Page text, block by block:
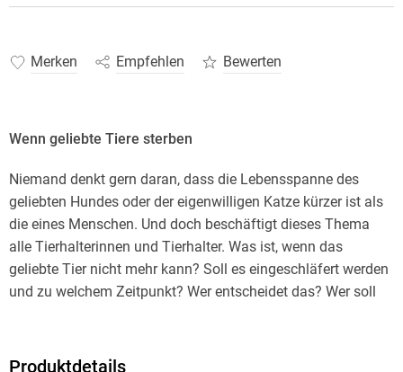
Merken Empfehlen Bewerten
Wenn geliebte Tiere sterben
Niemand denkt gern daran, dass die Lebensspanne des
geliebten Hundes oder der eigenwilligen Katze kürzer ist als
die eines Menschen. Und doch beschäftigt dieses Thema
alle Tierhalterinnen und Tierhalter. Was ist, wenn das
geliebte Tier nicht mehr kann? Soll es eingeschläfert werden
und zu welchem Zeitpunkt? Wer entscheidet das? Wer soll
Haustiers dem Ende zuneigt. Was ist medizinisch möglich?
Produktdetails